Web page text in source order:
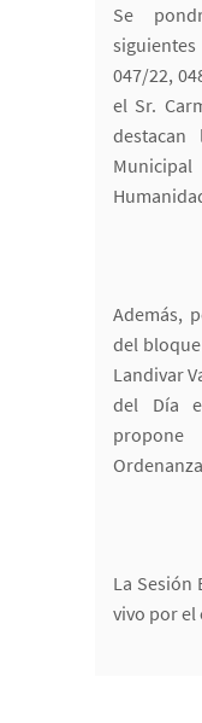
Se
047/22,
el Sr.
destacan
Además,
del
Landivar
del Día
La Sesión
vivo por el